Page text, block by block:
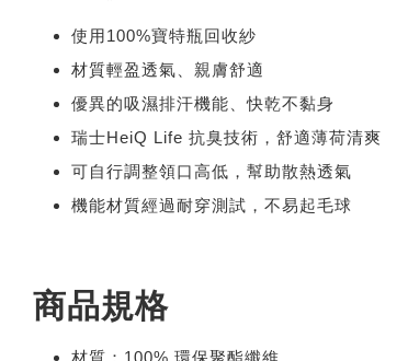
使用100%寶特瓶回收紗
材質輕盈透氣、親膚舒適
優異的吸濕排汗機能、快乾不黏身
瑞士HeiQ Life 抗臭技術，舒適薄荷清爽
可自行調整領口高低，幫助散熱透氣
機能材質經過耐穿測試，不易起毛球
商品規格
材質：100% 環保聚酯纖維